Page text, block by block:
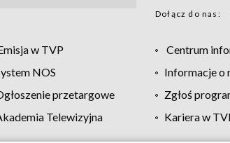
Dołącz do nas:
w TVP Centrum
NOS Informacje o
przetargowe Zgłoś
Telewizyjna Kariera w